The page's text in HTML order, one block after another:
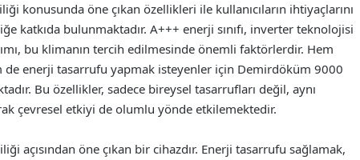
konusunda öne çıkan özellikleri ile kullanıcıların ihtiyaçlarını
katkıda bulunmaktadır. A+++ enerji sınıfı, inverter teknolojisi
bu klimanın tercih edilmesinde önemli faktörlerdir. Hem
de enerji tasarrufu yapmak isteyenler için Demirdöküm 9000
Bu özellikler, sadece bireysel tasarrufları değil, aynı
çevresel etkiyi de olumlu yönde etkilemektedir.
açısından öne çıkan bir cihazdır. Enerji tasarrufu sağlamak,